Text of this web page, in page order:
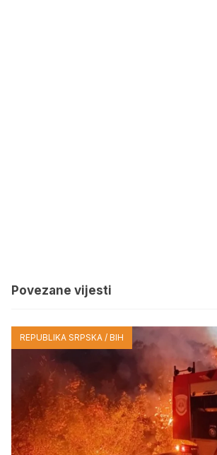
Povezane vijesti
REPUBLIKA SRPSKA / BIH